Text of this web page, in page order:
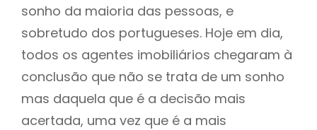
sonho da maioria das pessoas, e
sobretudo dos portugueses. Hoje em dia,
todos os agentes imobiliários chegaram à
conclusão que não se trata de um sonho
mas daquela que é a decisão mais
acertada, uma vez que é a mais